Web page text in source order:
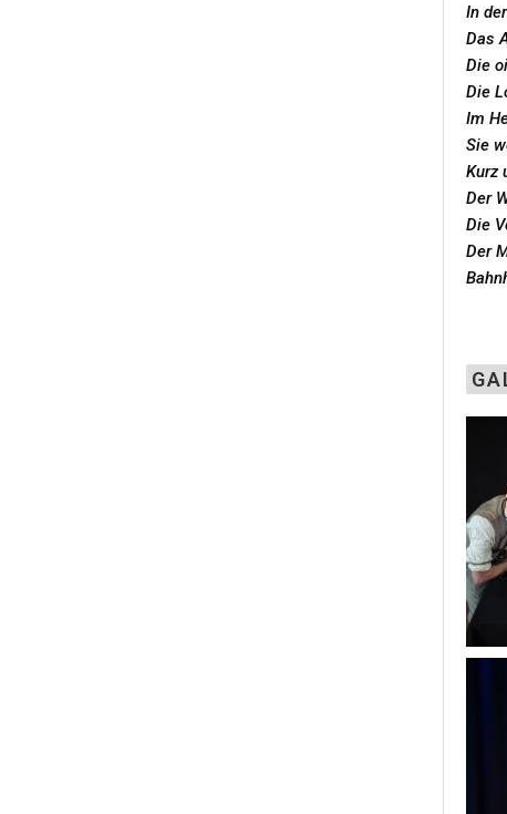
In
Das
Die
Die
Im
Sie
Kurz
Der
Die
Der